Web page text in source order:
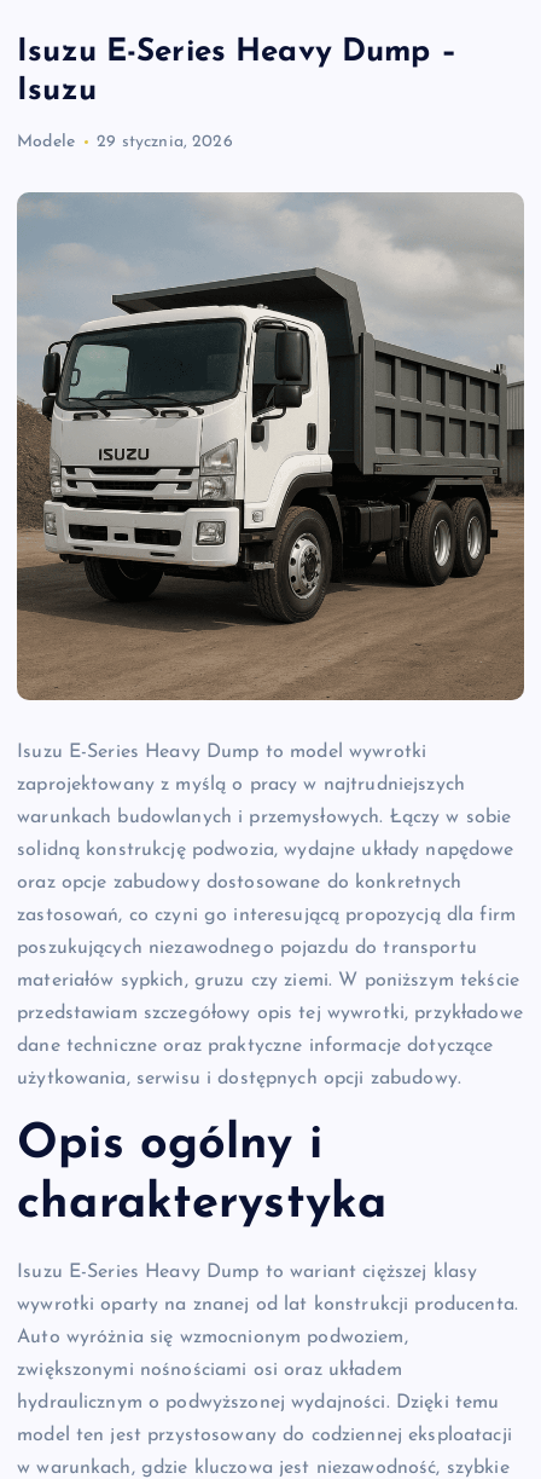
Isuzu E-Series Heavy Dump –
Isuzu
Modele 29 stycznia, 2026
Isuzu E-Series Heavy Dump to model wywrotki
zaprojektowany z myślą o pracy w najtrudniejszych
warunkach budowlanych i przemysłowych. Łączy w sobie
solidną konstrukcję podwozia, wydajne układy napędowe
oraz opcje zabudowy dostosowane do konkretnych
zastosowań, co czyni go interesującą propozycją dla firm
poszukujących niezawodnego pojazdu do transportu
materiałów sypkich, gruzu czy ziemi. W poniższym tekście
przedstawiam szczegółowy opis tej wywrotki, przykładowe
dane techniczne oraz praktyczne informacje dotyczące
użytkowania, serwisu i dostępnych opcji zabudowy.
Opis ogólny i
charakterystyka
Isuzu E-Series Heavy Dump to wariant cięższej klasy
wywrotki oparty na znanej od lat konstrukcji producenta.
Auto wyróżnia się wzmocnionym podwoziem,
zwiększonymi nośnościami osi oraz układem
hydraulicznym o podwyższonej wydajności. Dzięki temu
model ten jest przystosowany do codziennej eksploatacji
w warunkach, gdzie kluczowa jest niezawodność, szybkie